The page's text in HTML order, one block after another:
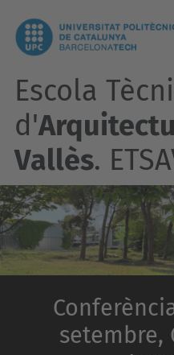
setembre,
Escola
d'
Vallès.